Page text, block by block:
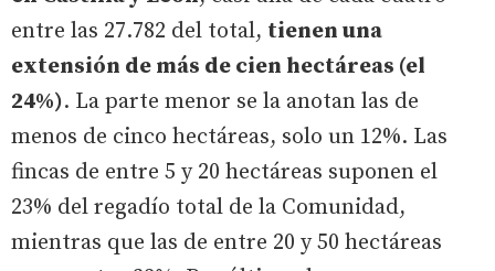
entre las 27.782 del total, tienen una
extensión de más de cien hectáreas (el
24%). La parte menor se la anotan las de
menos de cinco hectáreas, solo un 12%. Las
fincas de entre 5 y 20 hectáreas suponen el
23% del regadío total de la Comunidad,
mientras que las de entre 20 y 50 hectáreas